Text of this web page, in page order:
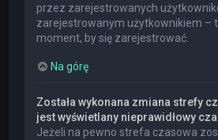
przez zarejestrowanych
zarejestrowanym użytkownikiem –
moment, by się zarejestrować.
Na górę
Została wykonana zmiana strefy
jest wyświetlany nieprawidłowy
Jeżeli na pewno strefa czasowa